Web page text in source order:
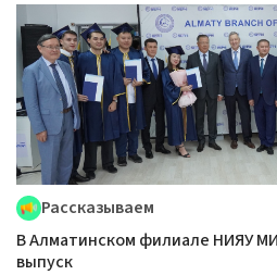
Рассказываем
В Алматинском филиале НИЯУ
выпуск